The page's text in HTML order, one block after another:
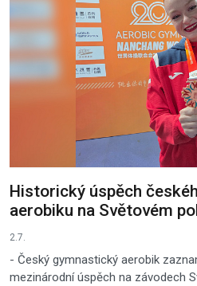
Historický úspěch
aerobiku na Světovém
2.7.
- Český gymnastický aerobik
mezinárodní úspěch na závodech